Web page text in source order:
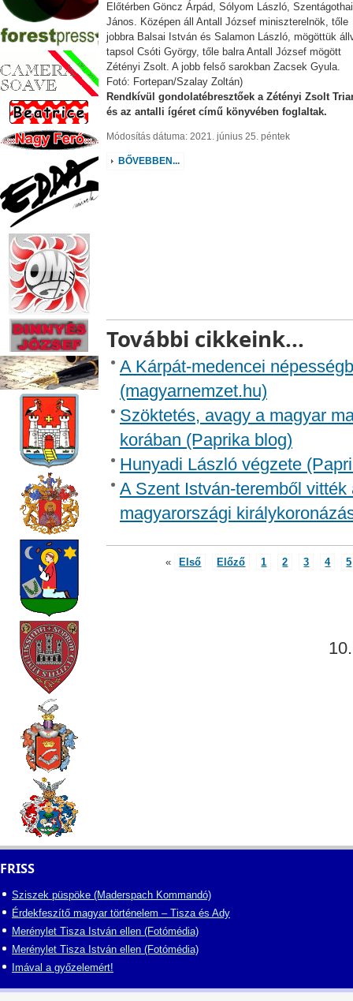
Előtérben Göncz Árpád, Sólyom László, Szentágothai
János. Középen áll Antall József miniszterelnök, tőle
jobbra Balsai István és Salamon László, mögöttük
tapsol Csóti György, tőle balra Antall József mögött
Zétényi Zsolt. A jobb felső sarokban Zacsek Gyula.
Fotó: Fortepan/Szalay Zoltán)
Rendkívül gondolatébresztőek a Zétényi Zsolt
és az antalli ígéret című könyvében foglaltak.
Módosítás dátuma: 2021. június 25. péntek
BŐVEBBEN...
További cikkeink...
A Kárpát-medencei
(magyarnemzet.hu)
Szöktetés, avagy a magyar
korában (Paprika blog)
Hunyadi László végzete
A Szent István-teremből
magyarországi
« Első Előző 1 2 3 4 5
FRISS
Sziszek püspöke (Maderspach Kommandó)
Érdekfeszítő magyar történelem – Tisza és Ady
Merénylet Tisza István ellen (Fotómédia)
Merénylet Tisza István ellen (Fotómédia)
Imával a győzelemért!